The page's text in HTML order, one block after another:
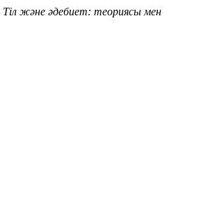
Тіл және әдебиет: теориясы мен